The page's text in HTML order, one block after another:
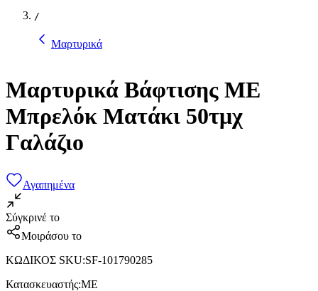
/
Μαρτυρικά
Μαρτυρικά Βάφτισης ME
Μπρελόκ Ματάκι 50τμχ
Γαλάζιο
Αγαπημένα
Σύγκρινέ το
Μοιράσου το
ΚΩΔΙΚΟΣ SKU:SF-101790285
Κατασκευαστής:ME